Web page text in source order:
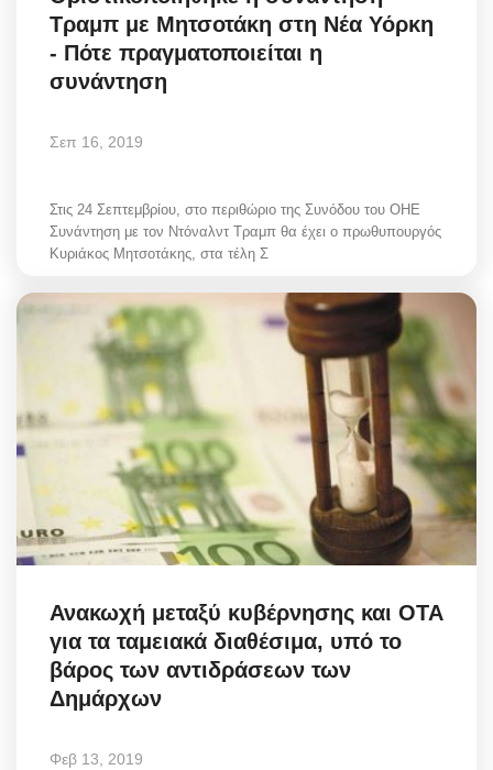
Τραμπ με Μητσοτάκη στη Νέα Υόρκη
- Πότε πραγματοποιείται η
συνάντηση
Σεπ 16, 2019
Στις 24 Σεπτεμβρίου, στο περιθώριο της Συνόδου του ΟΗΕ
Συνάντηση με τον Ντόναλντ Τραμπ θα έχει ο πρωθυπουργός
Κυριάκος Μητσοτάκης, στα τέλη Σ
Ανακωχή μεταξύ κυβέρνησης και ΟΤΑ
για τα ταμειακά διαθέσιμα, υπό το
βάρος των αντιδράσεων των
Δημάρχων
Φεβ 13, 2019